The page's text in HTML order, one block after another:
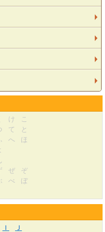
け
こ
て
と
へ
ほ
ぜ
ぞ
べ
ぼ
Ｉ
Ｊ